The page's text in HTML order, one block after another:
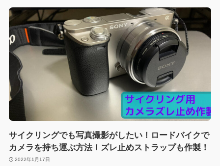
サイクリングでも写真撮影がしたい！ロードバイクで
カメラを持ち運ぶ方法！ズレ止めストラップも作製！
2022年1月17日